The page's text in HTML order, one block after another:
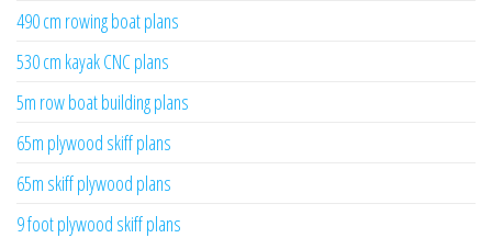
490 cm rowing boat plans
530 cm kayak CNC plans
5m row boat building plans
65m plywood skiff plans
65m skiff plywood plans
9 foot plywood skiff plans